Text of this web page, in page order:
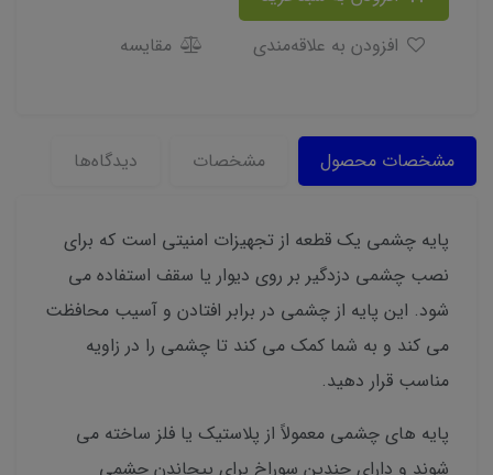
مقایسه
مشخصات محصول مشخصات دیدگاه‌ها
پایه چشمی یک قطعه از تجهیزات امنیتی است که برای
نصب چشمی دزدگیر بر روی دیوار یا سقف استفاده می
شود. این پایه از چشمی در برابر افتادن و آسیب محافظت
می کند و به شما کمک می کند تا چشمی را در زاویه
مناسب قرار دهید.
پایه های چشمی معمولاً از پلاستیک یا فلز ساخته می
شوند و دارای چندین سوراخ برای پیچاندن چشمی